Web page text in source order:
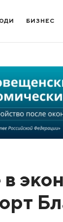
БИЗНЕС